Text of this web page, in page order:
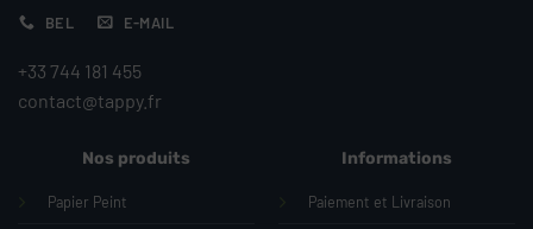
BEL E-MAIL
+33 744 181 455
contact@tappy.fr
Nos produits
Papier Peint
Informations
Paiement et Livraison